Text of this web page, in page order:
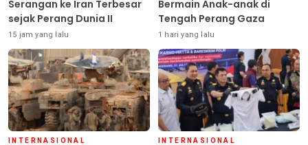
Serangan ke Iran Terbesar
sejak Perang Dunia II
15 jam yang lalu
Bermain Anak-anak di
Tengah Perang Gaza
1 hari yang lalu
INTERNASIONAL INTERNASIONAL